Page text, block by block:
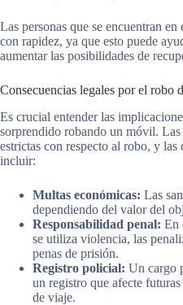
Las personas que se encuentran
con rapidez, ya que esto puede
aumentar las posibilidades de
Consecuencias legales por el robo
Es crucial entender las
sorprendido robando un móvil. Las
estrictas con respecto al robo, y las
incluir:
Multas económicas: Las
dependiendo del valor del
Responsabilidad penal: En
se utiliza violencia, las
penas de prisión.
Registro policial: Un cargo
un registro que afecte
de viaje.